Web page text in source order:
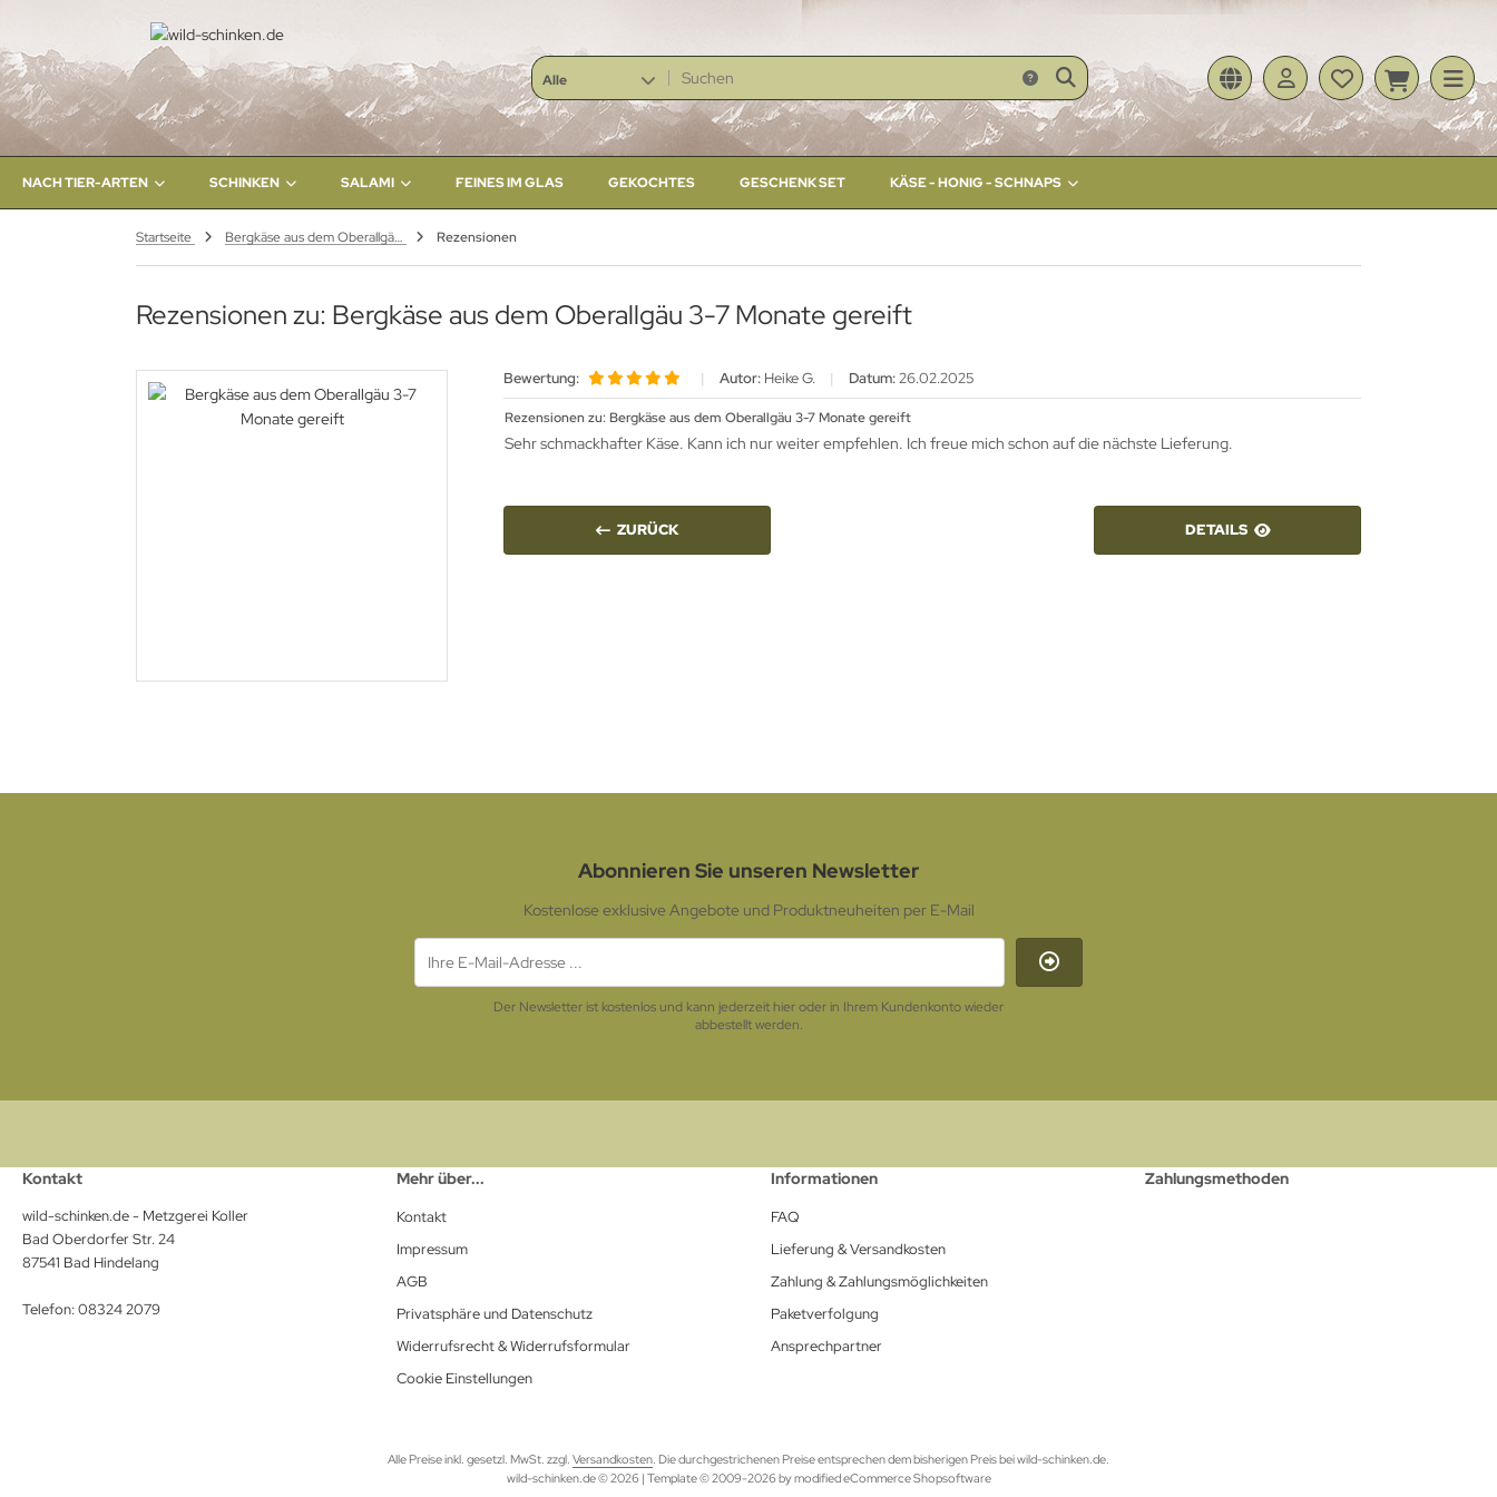
Alle
NACH TIER-ARTEN SCHINKEN SALAMI FEINES IM GLAS GEKOCHTES GESCHENK SET KÄSE - HONIG - SCHNAPS
Startseite Bergkäse aus dem Oberallgäu 3-7 Monate gereift Rezensionen
Rezensionen zu: Bergkäse aus dem Oberallgäu 3-7 Monate gereift
Bewertung: | Autor: Heike G. | Datum:26.02.2025
Rezensionen zu: Bergkäse aus dem Oberallgäu 3-7 Monate gereift
Sehr schmackhafter Käse. Kann ich nur weiter empfehlen. Ich freue mich schon auf die nächste Lieferung.
ZURÜCK DETAILS
Abonnieren Sie unseren Newsletter
Kostenlose exklusive Angebote und Produktneuheiten per E-Mail
Der Newsletter ist kostenlos und kann jederzeit hier oder in Ihrem Kundenkonto wieder
abbestellt werden.
Kontakt
wild-schinken.de - Metzgerei Koller
Bad Oberdorfer Str. 24
87541 Bad Hindelang
Telefon: 08324 2079
Mehr über...
Kontakt
Impressum
AGB
Privatsphäre und Datenschutz
Widerrufsrecht & Widerrufsformular
Cookie Einstellungen
Informationen
FAQ
Lieferung & Versandkosten
Zahlung & Zahlungsmöglichkeiten
Paketverfolgung
Ansprechpartner
Zahlungsmethoden
Alle Preise inkl. gesetzl. MwSt. zzgl. Versandkosten. Die durchgestrichenen Preise entsprechen dem bisherigen Preis bei wild-schinken.de.
wild-schinken.de © 2026 | Template © 2009-2026 by modified eCommerce Shopsoftware